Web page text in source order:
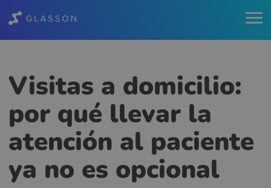
Visitas a domicilio:
por qué llevar la
atención al paciente
ya no es opcional